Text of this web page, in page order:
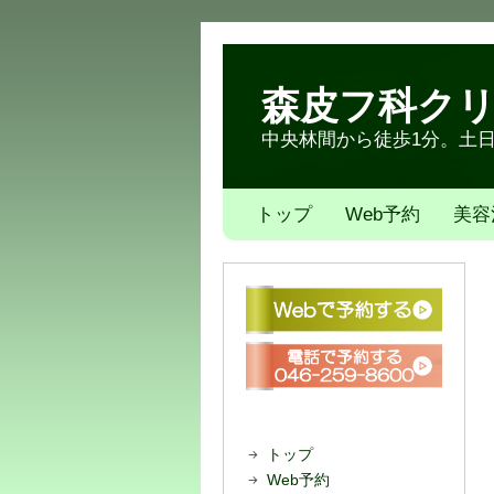
森皮フ科ク
中央林間から徒歩1分。土
トップ Web予約 美
トップ
Web予約